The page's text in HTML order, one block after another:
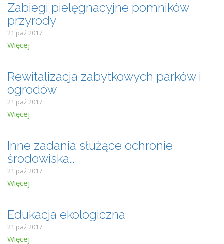
Zabiegi pielęgnacyjne pomników
przyrody
21 paź 2017
Więcej
Rewitalizacja zabytkowych parków i
ogrodów
21 paź 2017
Więcej
Inne zadania służące ochronie
środowiska…
21 paź 2017
Więcej
Edukacja ekologiczna
21 paź 2017
Więcej